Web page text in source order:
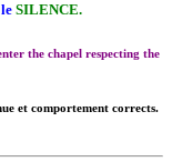
SILENCE.
the chapel respecting the
et comportement corrects.